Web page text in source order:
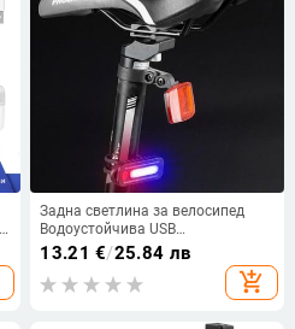
Задна светлина за велосипед
Водоустойчива USB
акумулаторна LED
предупредителна лампа за
безопасност Мигащи аксесоари
за велосипед Нощно каране
13.21 €/25.84 лв
add_shopping_cart